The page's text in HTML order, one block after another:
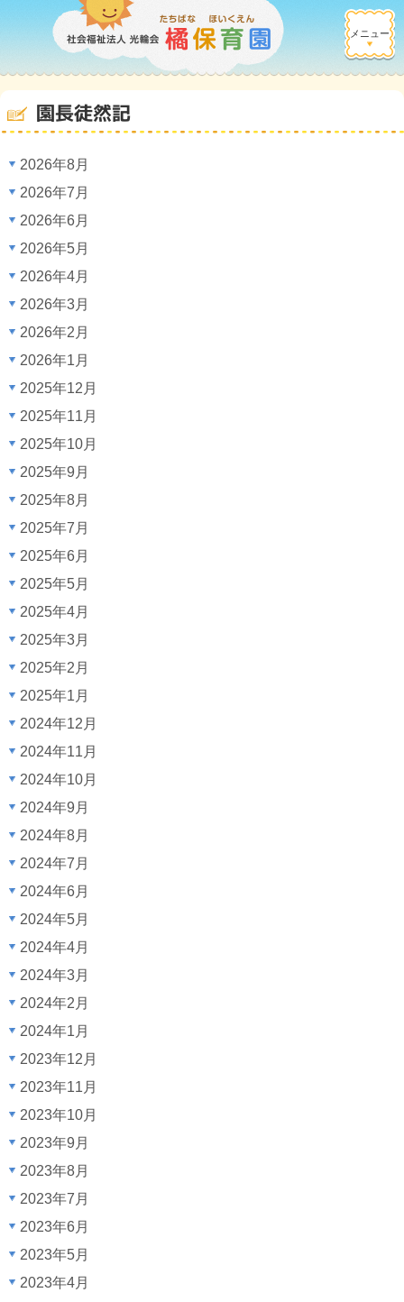
メニュー
園長徒然記
2026年8月
2026年7月
2026年6月
2026年5月
2026年4月
2026年3月
2026年2月
2026年1月
2025年12月
2025年11月
2025年10月
2025年9月
2025年8月
2025年7月
2025年6月
2025年5月
2025年4月
2025年3月
2025年2月
2025年1月
2024年12月
2024年11月
2024年10月
2024年9月
2024年8月
2024年7月
2024年6月
2024年5月
2024年4月
2024年3月
2024年2月
2024年1月
2023年12月
2023年11月
2023年10月
2023年9月
2023年8月
2023年7月
2023年6月
2023年5月
2023年4月